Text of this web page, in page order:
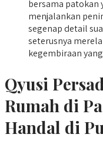
bersama patokan
menjalankan
segenap detail
seterusnya
kegembiraan
Qyusi
Rumah di
Handal di